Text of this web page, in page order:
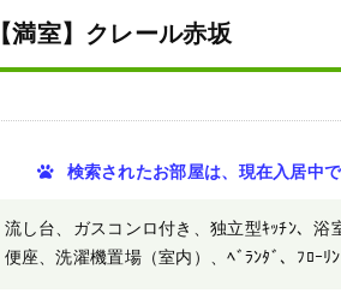
【満室】クレール赤坂
検索されたお部屋は、現在入居中
流し台、ガスコンロ付き、独立型ｷｯﾁﾝ、浴
便座、洗濯機置場（室内）、ﾍﾞﾗﾝﾀﾞ、ﾌﾛｰﾘ